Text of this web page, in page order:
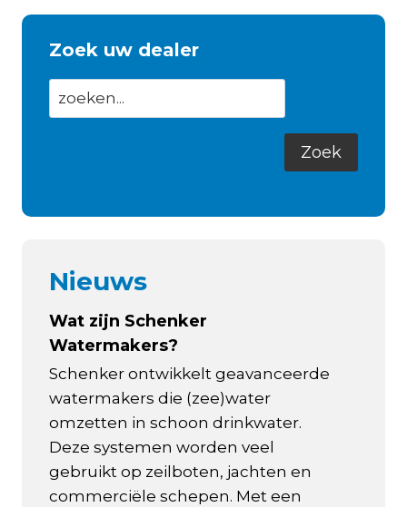
Zoek uw dealer
Nieuws
Wat zijn Schenker
Watermakers?
Schenker ontwikkelt geavanceerde
watermakers die (zee)water
omzetten in schoon drinkwater.
Deze systemen worden veel
gebruikt op zeilboten, jachten en
commerciële schepen. Met een